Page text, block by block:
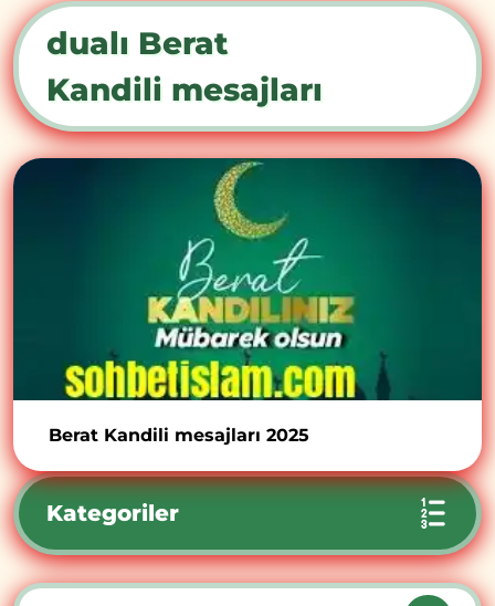
dualı Berat
Kandili mesajları
Berat Kandili mesajları 2025
Kategoriler